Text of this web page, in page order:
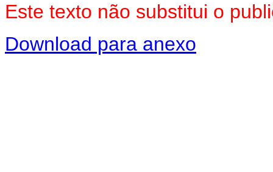
Este texto não substitui o
Download para anexo